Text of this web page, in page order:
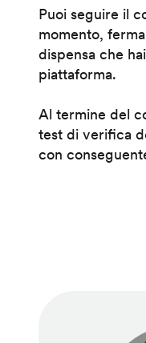
Puoi seguire il
momento,
dispensa che
piattaforma.
Al termine del
test di verifica
con